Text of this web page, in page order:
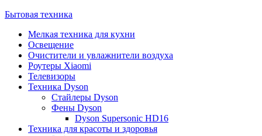
Бытовая техника
Мелкая техника для кухни
Освещение
Очистители и увлажнители воздуха
Роутеры Xiaomi
Телевизоры
Техника Dyson
Стайлеры Dyson
Фены Dyson
Dyson Supersonic HD16
Техника для красоты и здоровья